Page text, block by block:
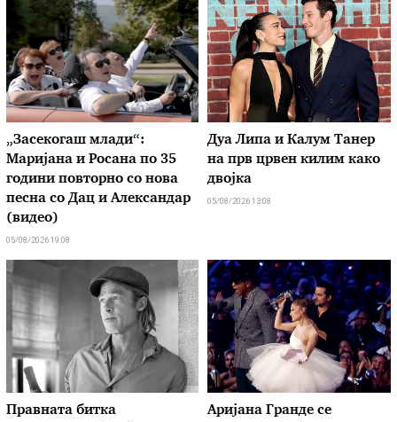
„Засекогаш млади“:
Маријана и Росана по 35
години повторно со нова
песна со Дац и Александар
(видео)
05/08/2026 19:08
Дуа Липа и Калум Танер
на прв црвен килим како
двојка
05/08/2026 13:08
Правната битка
Аријана Гранде се